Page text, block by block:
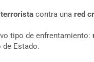
contra una red
tipo de enfrentamiento:
de Estado.